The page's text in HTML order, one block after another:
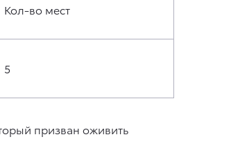
Кол-во мест
5
призван оживить